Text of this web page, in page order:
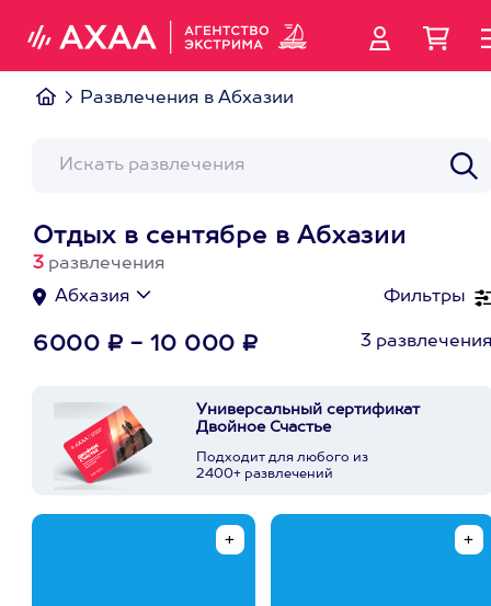
Развлечения в Абхазии
Отдых в сентябре в Абхазии
3 развлечения
Фильтры
Абхазия
6000 ₽ - 10 000 ₽ 3
Универсальный сертификат
Двойное Счастье
Подходит для любого из
2400+ развлечений